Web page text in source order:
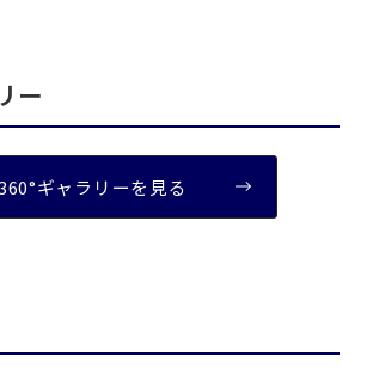
ー
ギャラリーを見る